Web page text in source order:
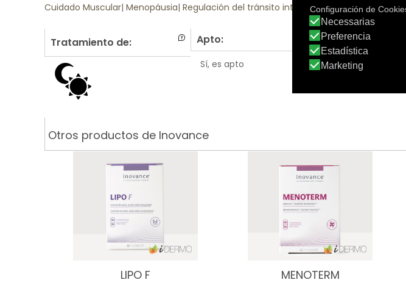
Cuidado Muscular| Menopáusia| Regulación del tránsito intestinal
Tratamiento de: Apto:
Sí, es apto
Otros productos de Inovance
LIPO F MENOTERM